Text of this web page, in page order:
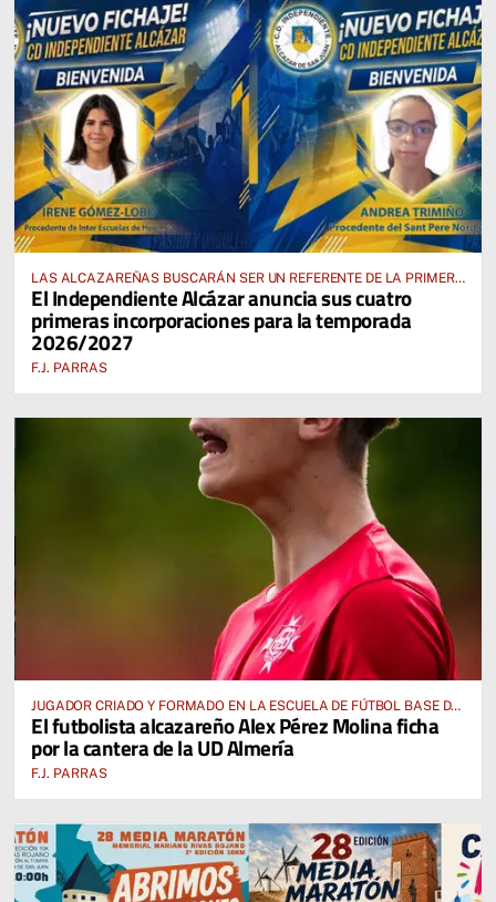
LAS ALCAZAREÑAS BUSCARÁN SER UN REFERENTE DE LA PRIMERA
AUTONÓMICA PREFERENTE FEMENINA
El Independiente Alcázar anuncia sus cuatro
primeras incorporaciones para la temporada
2026/2027
F.J. PARRAS
JUGADOR CRIADO Y FORMADO EN LA ESCUELA DE FÚTBOL BASE DE
ALCÁZAR DE SAN JUAN
El futbolista alcazareño Alex Pérez Molina ficha
por la cantera de la UD Almería
F.J. PARRAS